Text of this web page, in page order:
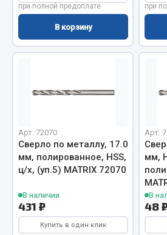
Показать ещё
Весь раздел
Колеса и шины
Система охлаждения
Подвеска
Оперение кабины
Показать ещё
при полной предоплате
В корзину
при
Арт. 72070
Сверло по металлу, 17.0
мм, полированное, HSS,
ц/х, (уп.5) MATRIX 72070
В наличии
431 ₽
Купить в один клик
Арт.
мм,
В
48